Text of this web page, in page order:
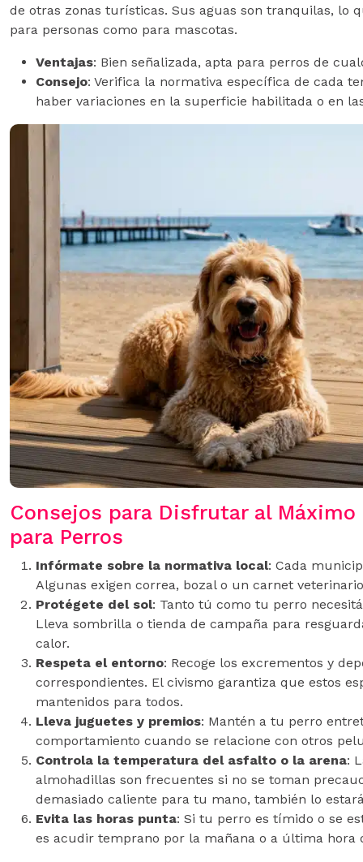
de otras zonas turísticas. Sus aguas son tranquilas, lo
para personas como para mascotas.
Ventajas: Bien señalizada, apta para perros de
Consejo: Verifica la normativa específica de cada
haber variaciones en la superficie habilitada o en
Consejos para Disfrutar al Máximo
para Perros
Infórmate sobre la normativa local: Cada
Algunas exigen correa, bozal o un carnet
Protégete del sol: Tanto tú como tu perro
Lleva sombrilla o tienda de campaña para
calor.
Respeta el entorno: Recoge los excrementos y
correspondientes. El civismo garantiza que estos
mantenidos para todos.
Lleva juguetes y premios: Mantén a tu perro
comportamiento cuando se relacione con otros
Controla la temperatura del asfalto o la arena:
almohadillas son frecuentes si no se toman
demasiado caliente para tu mano, también lo
Evita las horas punta: Si tu perro es tímido o se
es acudir temprano por la mañana o a última hora